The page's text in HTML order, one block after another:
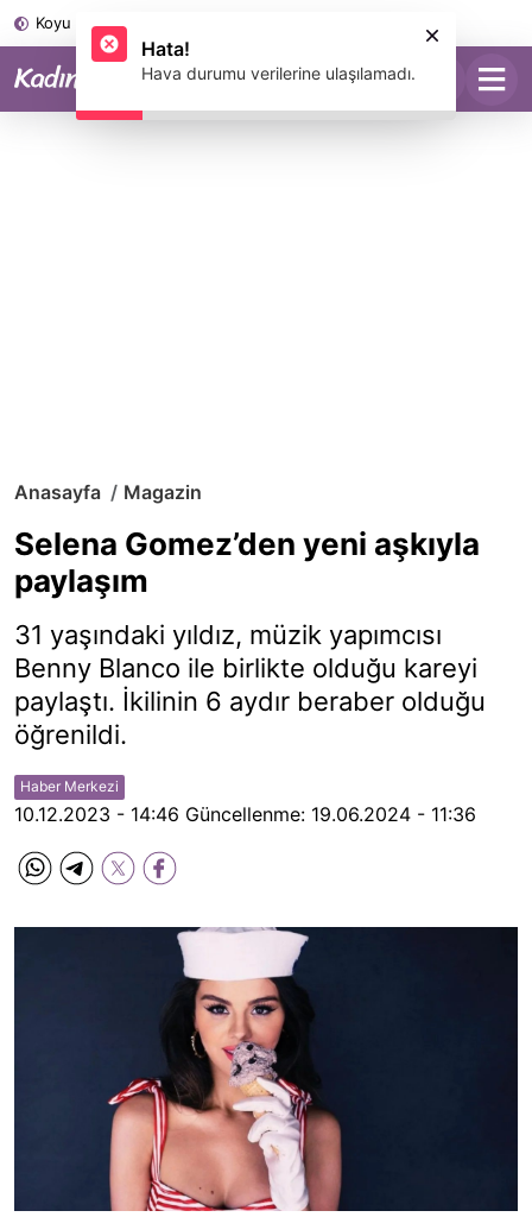
Koyu Mod
Anasayfa Magazin
Selena Gomez’den yeni aşkıyla
paylaşım
31 yaşındaki yıldız, müzik yapımcısı
Benny Blanco ile birlikte olduğu kareyi
paylaştı. İkilinin 6 aydır beraber olduğu
öğrenildi.
Haber Merkezi
10.12.2023 - 14:46 Güncellenme: 19.06.2024 - 11:36
Hava durumu verilerine ulaşılamadı.